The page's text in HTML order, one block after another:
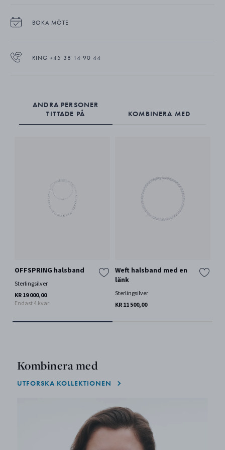
BOKA MÖTE
RING +45 38 14 90 44
ANDRA PERSONER
TITTADE PÅ
KOMBINERA MED
OFFSPRING halsband
Sterlingsilver
KR 19 000,00
Endast 4 kvar
Weft halsband med en
länk
Sterlingsilver
KR 11 500,00
Kombinera med
UTFORSKA KOLLEKTIONEN